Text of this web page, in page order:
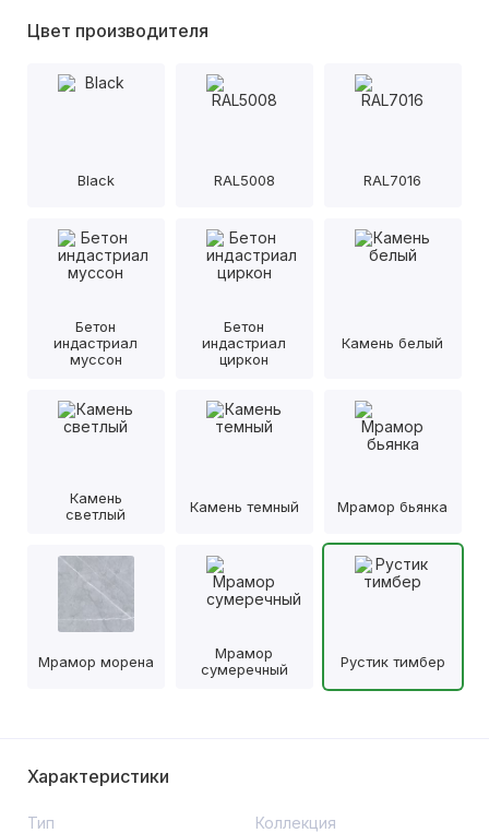
Цвет производителя
Black RAL5008 RAL7016
Бетон
индастриал
муссон
Бетон
индастриал
циркон
Камень белый
Камень
светлый
Камень темный Мрамор бьянка
Мрамор морена
Мрамор
сумеречный
Рустик тимбер
Характеристики
Тип Коллекция